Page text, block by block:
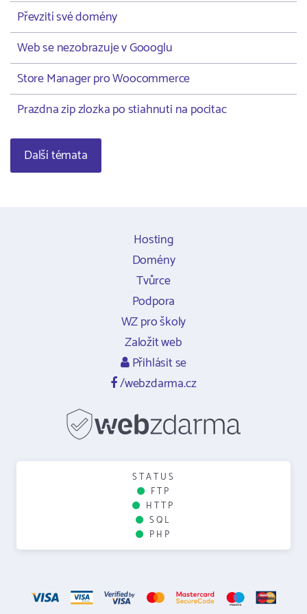
Převzití své domény
Web se nezobrazuje v Goooglu
Store Manager pro Woocommerce
Prazdna zip zlozka po stiahnuti na pocitac
Další témata
Hosting
Domény
Tvůrce
Podpora
WZ pro školy
Založit web
Přihlásit se
/webzdarma.cz
STATUS
FTP
HTTP
SQL
PHP